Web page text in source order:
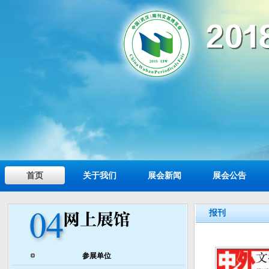
首页 关于我们 展会新闻 展会公告
参展单位
报刊